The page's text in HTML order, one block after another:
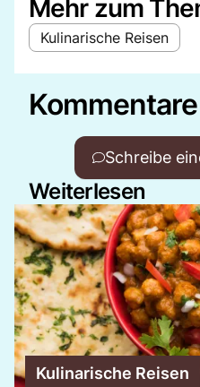
Mehr zum
Kulinarische Reisen
Kommentare
Schreibe
Weiterlesen
Kulinarische Reisen